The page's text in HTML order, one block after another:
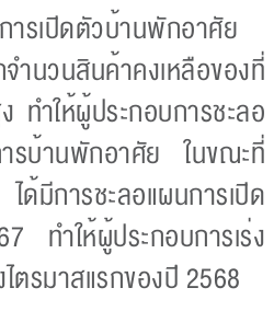
ารเปิดตัวบ้านพักอาศัย
นวนสินค้าคงเหลือของที่
ทำให้ผู้ประกอบการชะลอ
ารบ้านพักอาศัย ในขณะที่
มีการชะลอแผนการเปิด
ทำให้ผู้ประกอบการเร่ง
ตรมาสแรกของปี 2568